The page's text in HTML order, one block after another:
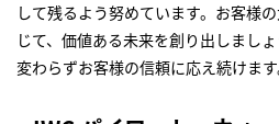
して残るよう努めています。お客様
じて、価値ある未来を創り出しまし
変わらずお客様の信頼に応え続けます